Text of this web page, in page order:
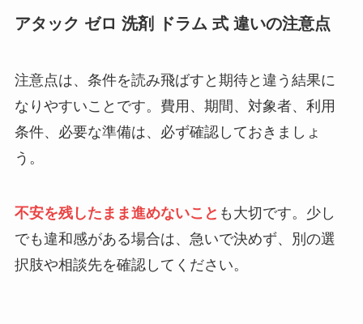
アタック ゼロ 洗剤 ドラム 式 違いの注意点
注意点は、条件を読み飛ばすと期待と違う結果に
なりやすいことです。費用、期間、対象者、利用
条件、必要な準備は、必ず確認しておきましょ
う。
不安を残したまま進めないこと も大切です。少し
でも違和感がある場合は、急いで決めず、別の選
択肢や相談先を確認してください。